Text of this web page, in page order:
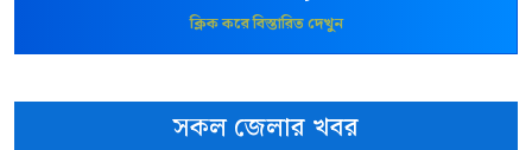
ক্লিক করে বিস্তারিত দেখুন
সকল জেলার খবর